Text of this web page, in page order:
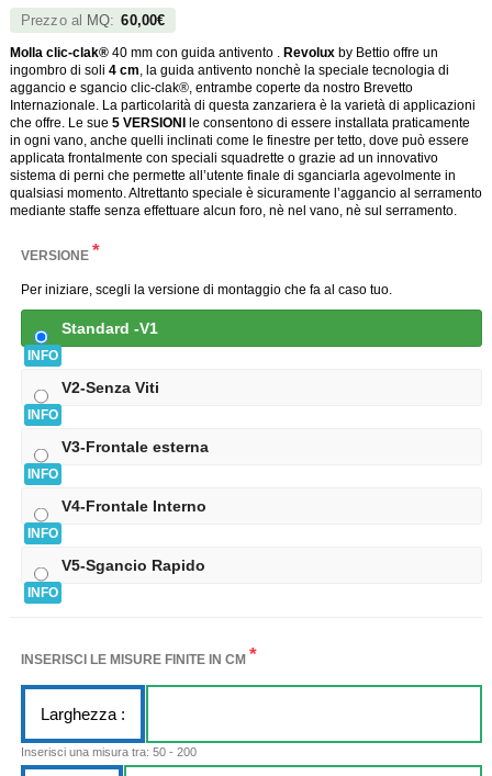
Prezzo al MQ: 60,00€
Molla clic-clak® 40 mm con guida antivento . Revolux by Bettio offre un
ingombro di soli 4 cm, la guida antivento nonchè la speciale tecnologia di
aggancio e sgancio clic-clak®, entrambe coperte da nostro Brevetto
Internazionale. La particolarità di questa zanzariera è la varietà di applicazioni
che offre. Le sue 5 VERSIONI
le consentono di essere installata praticamente
in ogni vano, anche quelli inclinati come le finestre per tetto, dove può essere
applicata frontalmente con speciali squadrette o grazie ad un innovativo
sistema di perni che permette all’utente finale di sganciarla agevolmente in
qualsiasi momento. Altrettanto speciale è sicuramente l’aggancio al serramento
mediante staffe senza effettuare alcun foro, nè nel vano, nè sul serramento.
VERSIONE *
Per iniziare, scegli la versione di montaggio che fa al caso tuo.
Standard -V1
INFO
V2-Senza Viti
INFO
V3-Frontale esterna
INFO
V4-Frontale Interno
INFO
V5-Sgancio Rapido
INFO
INSERISCI LE MISURE FINITE IN CM *
Larghezza :
Inserisci una misura tra: 50 - 200